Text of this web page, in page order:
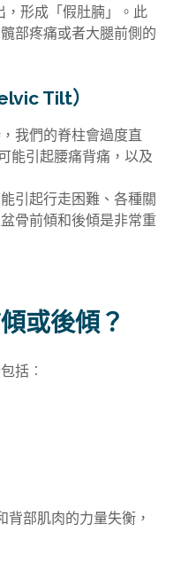
，形成「假肚腩」。此
部疼痛或者大腿前側的
Tilt）
我們的脊柱會過度直
能引起腰痛背痛，以及
引起行走困難、各種關
骨前傾和後傾是非常重
或後傾？
括︰
部肌肉的力量失衡，